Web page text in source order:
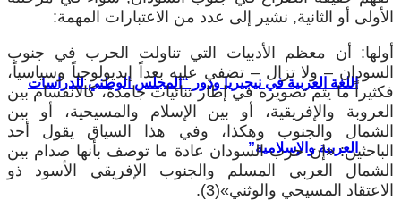
اللغة العربية في نيجيريا ودور “المجلس الوطني للدراسات
العربية والإسلامية”
الأولى أو الثانية, نشير إلى عدد من الاعتبارات المهمة:
أولها: أن معظم الأدبيات التي تناولت الحرب في جنوب
السودان – ولا تزال – تضفي عليه بعداً إيديولوجياً وسياسياً،
فكثيراً ما يتم تصويره في إطار ثنائيات جامدة، كالانقسام بين
العروبة والإفريقية، أو بين الإسلام والمسيحية، أو بين
الشمال والجنوب وهكذا، وفي هذا السياق يقول أحد
الباحثين: «إن حرب السودان عادة ما توصف بأنها صدام بين
الشمال العربي المسلم والجنوب الإفريقي الأسود ذو
الاعتقاد المسيحي والوثني»(3).